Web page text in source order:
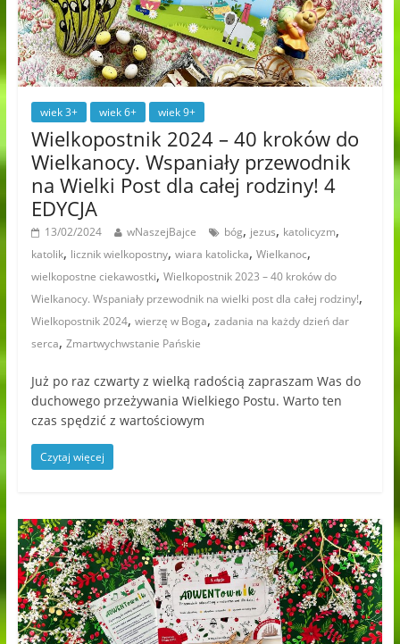
wiek 3+ wiek 6+ wiek 9+
Wielkopostnik 2024 – 40 kroków do
Wielkanocy. Wspaniały przewodnik
na Wielki Post dla całej rodziny! 4
EDYCJA
13/02/2024 wNaszejBajce bóg, jezus, katolicyzm,
katolik, licznik wielkopostny, wiara katolicka, Wielkanoc,
wielkopostne ciekawostki, Wielkopostnik 2023 – 40 kroków do
Wielkanocy. Wspaniały przewodnik na wielki post dla całej rodziny!,
Wielkopostnik 2024, wierzę w Boga, zadania na każdy dzień dar
serca, Zmartwychwstanie Pańskie
Już po raz czwarty z wielką radością zapraszam Was do
duchowego przeżywania Wielkiego Postu. Warto ten
czas spędzić z wartościowym
Czytaj więcej